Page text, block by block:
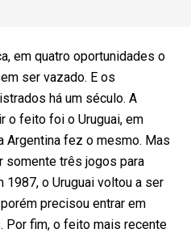
em quatro oportunidades o
ser vazado. E os
há um século. A
o feito foi o Uruguai, em
Argentina fez o mesmo. Mas
somente três jogos para
1987, o Uruguai voltou a ser
precisou entrar em
Por fim, o feito mais recente